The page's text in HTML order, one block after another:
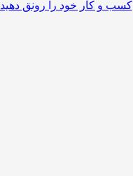
کسب و کار خود را رونق دهید